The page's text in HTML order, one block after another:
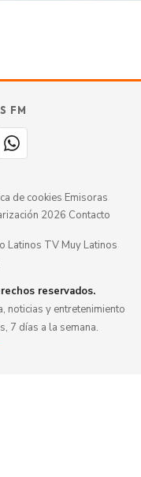
FM
de cookies Emisoras
2026 Contacto
Latinos TV Muy Latinos
reservados.
noticias y entretenimiento
7 días a la semana.